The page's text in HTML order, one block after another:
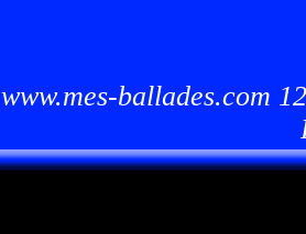
www.mes-ballades.com